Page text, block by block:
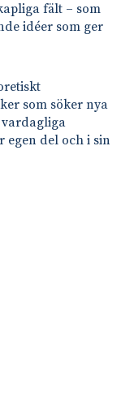
fält – som
idéer som ger
som söker nya
egen del och i sin